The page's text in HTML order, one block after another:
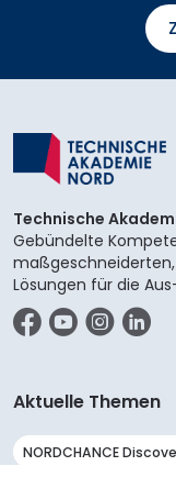
Technische
Gebündelte
Lösungen für die
Aktuelle Themen
NORDCHANCE